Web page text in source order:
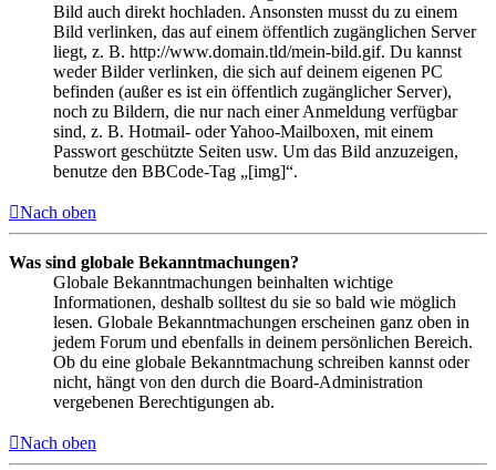
Bild auch direkt hochladen. Ansonsten musst du zu einem
Bild verlinken, das auf einem öffentlich zugänglichen Server
liegt, z. B. http://www.domain.tld/mein-bild.gif. Du kannst
weder Bilder verlinken, die sich auf deinem eigenen PC
befinden (außer es ist ein öffentlich zugänglicher Server),
noch zu Bildern, die nur nach einer Anmeldung verfügbar
sind, z. B. Hotmail- oder Yahoo-Mailboxen, mit einem
Passwort geschützte Seiten usw. Um das Bild anzuzeigen,
benutze den BBCode-Tag „[img]“.
Nach oben
Was sind globale Bekanntmachungen?
Globale Bekanntmachungen beinhalten wichtige
Informationen, deshalb solltest du sie so bald wie möglich
lesen. Globale Bekanntmachungen erscheinen ganz oben in
jedem Forum und ebenfalls in deinem persönlichen Bereich.
Ob du eine globale Bekanntmachung schreiben kannst oder
nicht, hängt von den durch die Board-Administration
vergebenen Berechtigungen ab.
Nach oben